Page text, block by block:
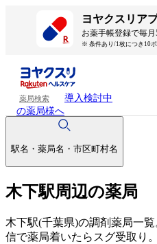
ヨヤクスリア
お薬手帳登録で毎月
※ 条件あり/1枚につき10
薬局検索
導入検討中
の薬局様へ
駅名・薬局名・市区町村名
木下駅周辺の薬局
木下駅(千葉県)の調剤薬局一
信で薬局着いたらスグ受取り